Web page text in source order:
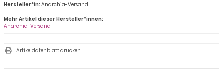
Hersteller*in:Anarchia-Versand
Mehr Artikel dieser Hersteller*innen:
Anarchia-Versand
Artikeldatenblatt drucken